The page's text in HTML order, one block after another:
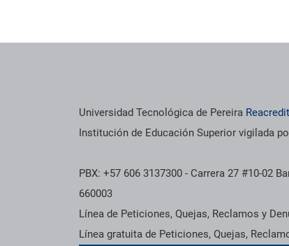
Universidad Tecnológica de Pereira
Institución de Educación Superior vigilada
PBX: +57 606 3137300 - Carrera 27 #10-02
660003
Línea de Peticiones, Quejas, Reclamos y
Línea gratuita de Peticiones, Quejas,